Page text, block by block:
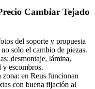
Cambiar Tejado
del soporte y propuesta
solo el cambio de piezas.
desmontaje, lámina,
y escombros.
zona: en Reus funcionan
con buena fijación al